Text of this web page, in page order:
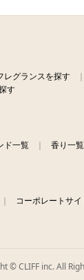
レグランスを探す
す
ド一覧 香り一覧
コーポレートサイ
© CLIFF inc. All